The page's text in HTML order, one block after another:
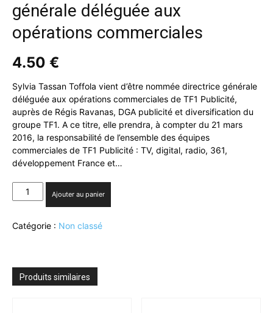
générale déléguée aux
opérations commerciales
4.50 €
Sylvia Tassan Toffola vient d’être nommée directrice générale
déléguée aux opérations commerciales de TF1 Publicité,
auprès de Régis Ravanas, DGA publicité et diversification du
groupe TF1. A ce titre, elle prendra, à compter du 21 mars
2016, la responsabilité de l’ensemble des équipes
commerciales de TF1 Publicité : TV, digital, radio, 361,
développement France et…
quantité
de
Publicité
Toffola
Ajouter au panier
Catégorie : Non classé
Produits similaires